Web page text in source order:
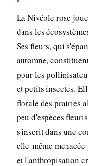
La Nivéole rose
dans les
Ses fleurs, qui
automne,
pour les
et petits insectes.
florale des prairies
peu d'espèces
s'inscrit dans une
elle-même
et l'anthropisation